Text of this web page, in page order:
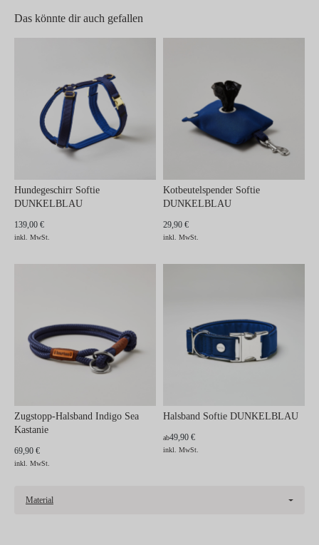
Das könnte dir auch gefallen
Hundegeschirr Softie
DUNKELBLAU
139,00 €
inkl. MwSt.
Kotbeutelspender Softie
DUNKELBLAU
29,90 €
inkl. MwSt.
Zugstopp-Halsband Indigo Sea
Kastanie
69,90 €
inkl. MwSt.
Halsband Softie DUNKELBLAU
ab49,90 €
inkl. MwSt.
Material